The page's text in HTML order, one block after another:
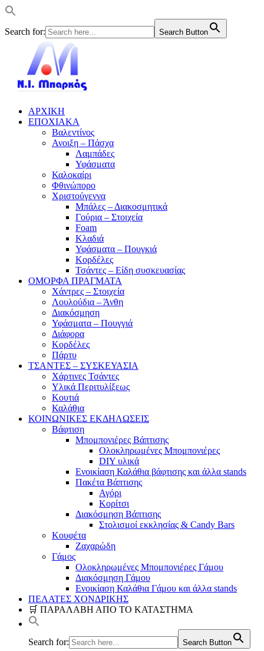
Search for: Search Button
ΑΡΧΙΚΗ
ΕΠΟΧΙΑΚΑ
Βαλεντίνος
Ανοιξη – Πάσχα
Λαμπάδες
Υφάσματα
Καλοκαίρι
Φθινώπορο
Χριστούγεννα
Μπάλες – Διακοσμητικά
Γούρια – Στοιχεία
Foam
Κλαδιά
Υφάσματα – Πουγκιά
Κορδέλες
Τσάντες – Είδη συσκευασίας
ΟΜΟΡΦΑ ΠΡΑΓΜΑΤΑ
Χάντρες – Στοιχεία
Λουλούδια – Άνθη
Διακόσμηση
Υφάσματα – Πουγγιά
Διάφορα
Κορδέλες
Πάρτυ
ΤΣΑΝΤΕΣ – ΣΥΣΚΕΥΑΣΙΑ
Χάρτινες Τσάντες
Υλικά Περιτυλίξεως
Κουτιά
Καλάθια
ΚΟΙΝΩΝΙΚΕΣ ΕΚΔΗΛΩΣΕΙΣ
Βάφτιση
Μπομπονιέρες Βάπτισης
Ολοκληρωμένες Μπομπονιέρες
DIY υλικά
Ενοικίαση Καλάθια βάφτισης και άλλα stands
Πακέτα Βάπτισης
Αγόρι
Κορίτσι
Διακόσμηση Βάπτισης
Στολισμοί εκκλησίας & Candy Bars
Κουφέτα
Ζαχαρώδη
Γάμος
Ολοκληρωμένες Μπομπονιέρες Γάμου
Διακόσμηση Γάμου
Ενοικίαση Καλάθια Γάμου και άλλα stands
ΠΕΛΑΤΕΣ ΧΟΝΔΡΙΚΗΣ
🛒 ΠΑΡΑΛΑΒΗ ΑΠΟ ΤΟ ΚΑΤΑΣΤΗΜΑ
Search for: Search Button